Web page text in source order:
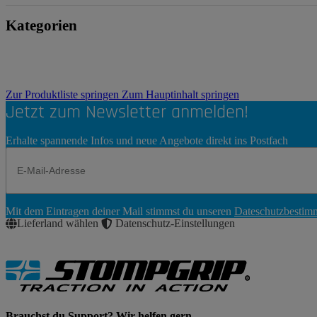
Kategorien
Zur Produktliste springen Zum Hauptinhalt springen
Jetzt zum Newsletter anmelden!
Erhalte spannende Infos und neue Angebote direkt ins Postfach
Abonnieren
Mit dem Eintragen deiner Mail stimmst du unseren
Lieferland wählen
Datenschutz-Einstellungen